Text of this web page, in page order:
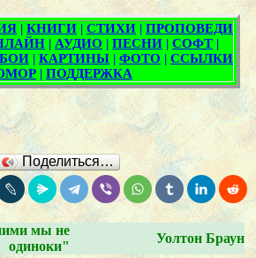
Поделиться…
мы не
одиноки"
Уолтон Браун